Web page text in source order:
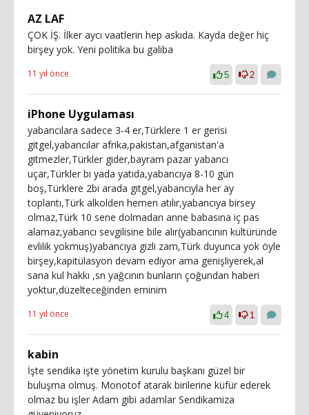
AZ LAF
ÇOK İŞ. İlker aycı vaatlerin hep askıda. Kayda değer hiç
birşey yok. Yeni politika bu galiba
11 yıl önce 5 2
iPhone Uygulaması
yabancılara sadece 3-4 er,Türklere 1 er gerisi
gitgel,yabancılar afrika,pakistan,afganistan'a
gitmezler,Türkler gider,bayram pazar yabancı
uçar,Türkler bi yada yatıda,yabancıya 8-10 gün
boş,Türklere 2bi arada gitgel,yabancıyla her ay
toplantı,Türk alkolden hemen atılır,yabancıya birsey
olmaz,Türk 10 sene dolmadan anne babasına iç pas
alamaz,yabancı sevgilisine bile alır(yabancının kültüründe
evlilik yokmuş)yabancıya gizli zam,Türk duyunca yok öyle
birşey,kapitülasyon devam ediyor ama genişliyerek,al
sana kul hakkı ,sn yağcının bunların çoğundan haberi
yoktur,düzelteceğinden eminim
11 yıl önce 4 1
kabin
İşte sendika işte yönetim kurulu başkanı güzel bir
buluşma olmuş. Monotof atarak birilerine küfür ederek
olmaz bu işler Adam gibi adamlar Sendikamiza